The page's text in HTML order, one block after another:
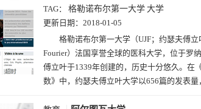
TAG： 格勒诺布尔第一大学 大学
更新日期： 2018-01-05
格勒诺布尔第一大学（UJF；约瑟夫傅
Fourier）法国享誉全球的医科大学，位于罗
傅立叶于1339年创建的，历史十分悠久。在
数》中，约瑟夫傅立叶大学以656篇的发表量